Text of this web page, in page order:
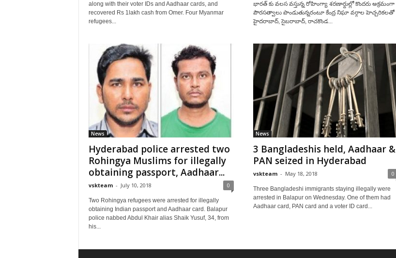
along with their voter IDs and Aadhaar cards, and
recovered Rs 1lakh cash from Omer. Four Myanmar
refugees...
భారత్ కు వలస వస్తున్న రోహింగ్యా శరణార్దుల్లో కొందరు అక్రమంగా
పౌరసత్వాలు పొండుతున్నరంటూ కేంద్ర నిఘా వర్గాల హెచ్చరికలతో
హైదరాబాద్, సైబరాబాద్, రాచకొండ...
News
Hyderabad police arrested two
Rohingya Muslims for illegally
obtaining passport, Aadhaar...
vskteam - July 10, 2018 0
Two Rohingya refugees were arrested for illegally
obtaining Indian passport and Aadhaar card. Balapur
police nabbed Abdul Khair alias Shaik Yusuf, 34, from
his...
News
3 Bangladeshis held, Aadhaar &
PAN seized in Hyderabad
vskteam - May 18, 2018 0
Three Bangladeshi immigrants staying illegally were
arrested in Balapur on Wednesday. One of them had
Aadhaar card, PAN card and a voter ID card...